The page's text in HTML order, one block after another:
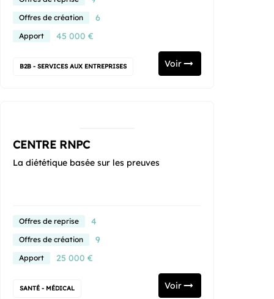
Offres de création 6
Apport 45 000 €
B2B - SERVICES AUX ENTREPRISES Voir
CENTRE RNPC
La diététique basée sur les preuves
Offres de reprise 4
Offres de création 9
Apport 25 000 €
SANTÉ - MÉDICAL Voir